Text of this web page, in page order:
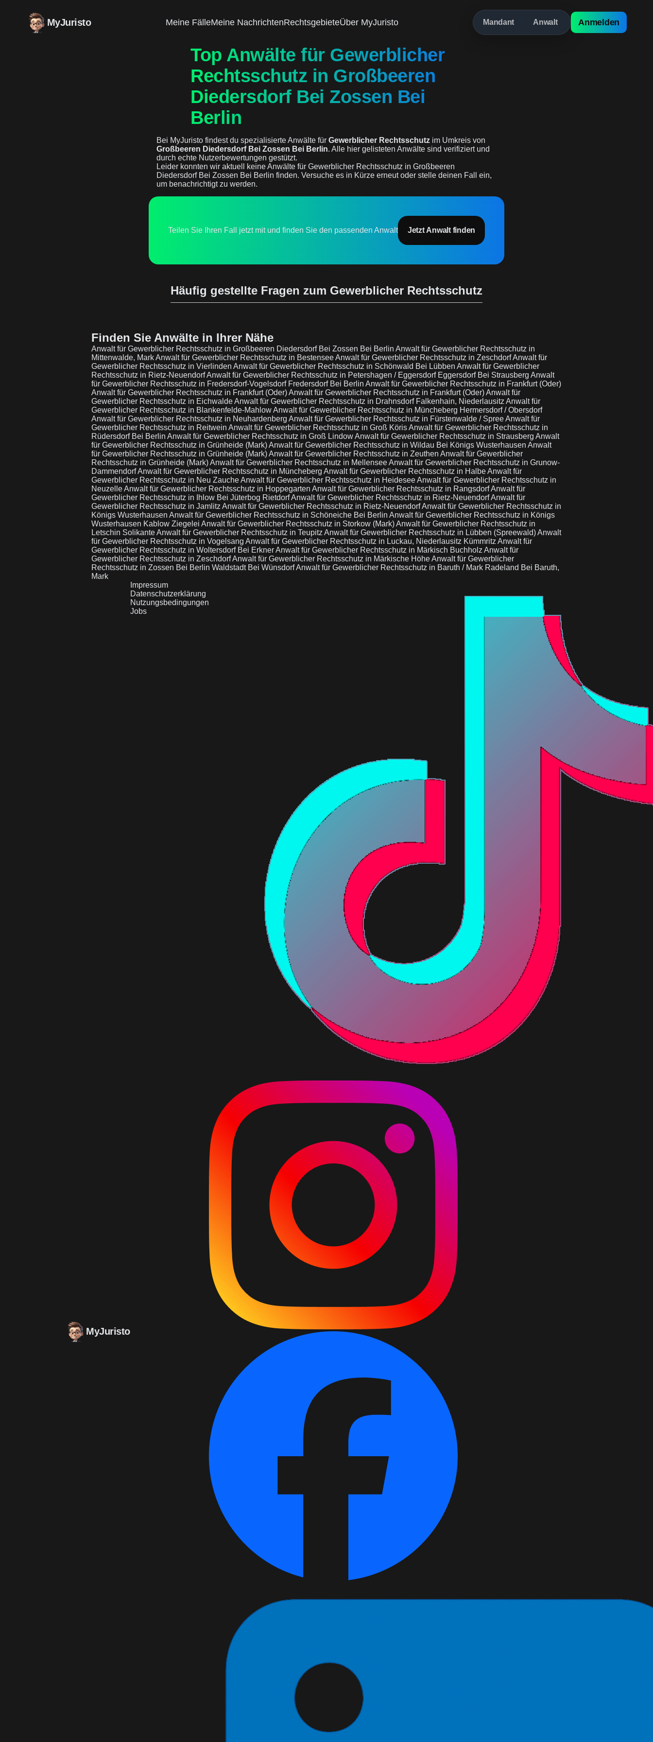
MyJuristo Meine FälleMeine NachrichtenRechtsgebieteÜber MyJuristo Mandant Anwalt Anmelden
Top Anwälte für Gewerblicher
Rechtsschutz in Großbeeren
Diedersdorf Bei Zossen Bei
Berlin
Bei MyJuristo findest du spezialisierte Anwälte für Gewerblicher Rechtsschutz im Umkreis von
Großbeeren Diedersdorf Bei Zossen Bei Berlin. Alle hier gelisteten Anwälte sind verifiziert und
durch echte Nutzerbewertungen gestützt.
Leider konnten wir aktuell keine Anwälte für Gewerblicher Rechtsschutz in Großbeeren
Diedersdorf Bei Zossen Bei Berlin finden. Versuche es in Kürze erneut oder stelle deinen Fall ein,
um benachrichtigt zu werden.
Teilen Sie Ihren Fall jetzt mit und finden Sie den passenden Anwalt Jetzt Anwalt finden
Häufig gestellte Fragen zum Gewerblicher Rechtsschutz
Finden Sie Anwälte in Ihrer Nähe
Anwalt für Gewerblicher Rechtsschutz in Großbeeren Diedersdorf Bei Zossen Bei Berlin Anwalt für Gewerblicher Rechtsschutz in
Mittenwalde, MarkAnwalt für Gewerblicher Rechtsschutz in BestenseeAnwalt für Gewerblicher Rechtsschutz in ZeschdorfAnwalt für
Gewerblicher Rechtsschutz in Vierlinden Anwalt für Gewerblicher Rechtsschutz in Schönwald Bei Lübben Anwalt für Gewerblicher
Rechtsschutz in Rietz-NeuendorfAnwalt für Gewerblicher Rechtsschutz in Petershagen / Eggersdorf Eggersdorf Bei Strausberg Anwalt
für Gewerblicher Rechtsschutz in Fredersdorf-Vogelsdorf Fredersdorf Bei Berlin Anwalt für Gewerblicher Rechtsschutz in Frankfurt (Oder)
Anwalt für Gewerblicher Rechtsschutz in Frankfurt (Oder)Anwalt für Gewerblicher Rechtsschutz in Frankfurt (Oder)Anwalt für
Gewerblicher Rechtsschutz in EichwaldeAnwalt für Gewerblicher Rechtsschutz in Drahnsdorf Falkenhain, Niederlausitz Anwalt für
Gewerblicher Rechtsschutz in Blankenfelde-MahlowAnwalt für Gewerblicher Rechtsschutz in Müncheberg Hermersdorf / Obersdorf
Anwalt für Gewerblicher Rechtsschutz in Neuhardenberg Anwalt für Gewerblicher Rechtsschutz in Fürstenwalde / SpreeAnwalt für
Gewerblicher Rechtsschutz in Reitwein Anwalt für Gewerblicher Rechtsschutz in Groß KörisAnwalt für Gewerblicher Rechtsschutz in
Rüdersdorf Bei Berlin Anwalt für Gewerblicher Rechtsschutz in Groß LindowAnwalt für Gewerblicher Rechtsschutz in Strausberg Anwalt
für Gewerblicher Rechtsschutz in Grünheide (Mark)Anwalt für Gewerblicher Rechtsschutz in Wildau Bei Königs Wusterhausen Anwalt
für Gewerblicher Rechtsschutz in Grünheide (Mark)Anwalt für Gewerblicher Rechtsschutz in Zeuthen Anwalt für Gewerblicher
Rechtsschutz in Grünheide (Mark)Anwalt für Gewerblicher Rechtsschutz in MellenseeAnwalt für Gewerblicher Rechtsschutz in Grunow-
DammendorfAnwalt für Gewerblicher Rechtsschutz in Müncheberg Anwalt für Gewerblicher Rechtsschutz in HalbeAnwalt für
Gewerblicher Rechtsschutz in Neu ZaucheAnwalt für Gewerblicher Rechtsschutz in HeideseeAnwalt für Gewerblicher Rechtsschutz in
NeuzelleAnwalt für Gewerblicher Rechtsschutz in Hoppegarten Anwalt für Gewerblicher Rechtsschutz in RangsdorfAnwalt für
Gewerblicher Rechtsschutz in Ihlow Bei Jüterbog RietdorfAnwalt für Gewerblicher Rechtsschutz in Rietz-NeuendorfAnwalt für
Gewerblicher Rechtsschutz in Jamlitz Anwalt für Gewerblicher Rechtsschutz in Rietz-NeuendorfAnwalt für Gewerblicher Rechtsschutz in
Königs Wusterhausen Anwalt für Gewerblicher Rechtsschutz in Schöneiche Bei Berlin Anwalt für Gewerblicher Rechtsschutz in Königs
Wusterhausen Kablow Ziegelei Anwalt für Gewerblicher Rechtsschutz in Storkow (Mark)Anwalt für Gewerblicher Rechtsschutz in
Letschin SolikanteAnwalt für Gewerblicher Rechtsschutz in Teupitz Anwalt für Gewerblicher Rechtsschutz in Lübben (Spreewald)Anwalt
für Gewerblicher Rechtsschutz in Vogelsang Anwalt für Gewerblicher Rechtsschutz in Luckau, Niederlausitz Kümmritz Anwalt für
Gewerblicher Rechtsschutz in Woltersdorf Bei ErknerAnwalt für Gewerblicher Rechtsschutz in Märkisch Buchholz Anwalt für
Gewerblicher Rechtsschutz in ZeschdorfAnwalt für Gewerblicher Rechtsschutz in Märkische HöheAnwalt für Gewerblicher
Rechtsschutz in Zossen Bei Berlin Waldstadt Bei WünsdorfAnwalt für Gewerblicher Rechtsschutz in Baruth / Mark Radeland Bei Baruth,
Mark
MyJuristo
Impressum
Datenschutzerklärung
Nutzungsbedingungen
Jobs